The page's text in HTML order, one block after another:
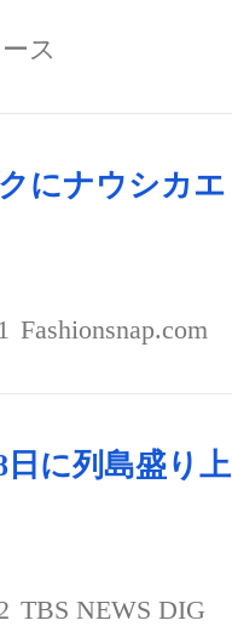
ス
にナウシカエ
Fashionsnap.com
日に列島盛り上
TBS NEWS DIG